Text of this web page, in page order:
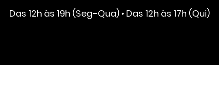
Das 12h às 19h (Seg–Qua) • Das 12h às 17h (Qui)